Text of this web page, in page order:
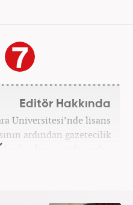
Editör Hakkında
Üniversitesi’nde lisans
ardından gazetecilik
beri çeşitli medya
‘gündem editörü’ olarak